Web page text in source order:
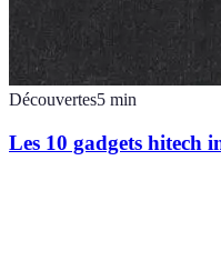
Découvertes5 min
Les 10 gadgets hitech